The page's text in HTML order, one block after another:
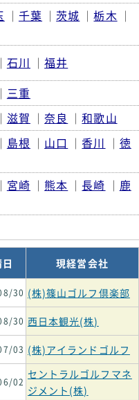
｜ 千葉 ｜茨城 ｜栃木 ｜
｜ 石川 ｜福井
｜ 三重
｜ 滋賀 ｜奈良 ｜和歌山
｜ 島根 ｜ 山口 ｜ 香川 ｜ 徳
｜ 宮崎 ｜熊本 ｜ 長崎 ｜ 鹿
現経営会社
30 (株)篠山ゴルフ倶楽部
30 西日本観光(株)
03 (株)アイランドゴルフ
02
セントラルゴルフマネ
ジメント(株)